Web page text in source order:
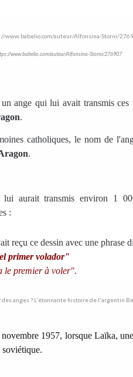
www.babelio.com/auteur/Alfonsina-Storni/276907
ange qui lui avait transmis
.
catholiques, le nom de
.
aurait transmis environ 1
:
reçu ce dessin avec une phrase
primer volador"
le premier à voler".
1957, lorsque Laïka,
soviétique.